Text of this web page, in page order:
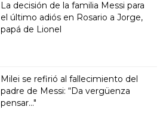
La decisión de la familia Messi para
el último adiós en Rosario a Jorge,
papá de Lionel
Milei se refirió al fallecimiento del
padre de Messi: “Da vergüenza
pensar..."